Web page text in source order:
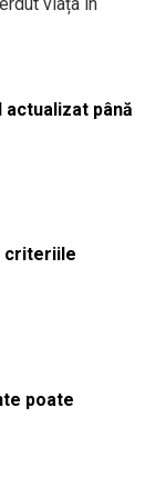
până
criteriile
poate